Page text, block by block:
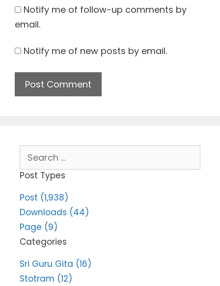
Notify me of follow-up comments by
email.
Notify me of new posts by email.
for:
Post Types
Post (1,938)
Downloads (44)
Page (9)
Categories
Sri Guru Gita (16)
Stotram (12)